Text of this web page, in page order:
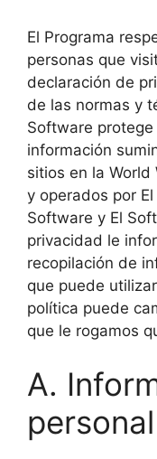
El Programa
personas que
declaración de
de las normas y
Software
información
sitios en la World
y operados por
Software y El
privacidad le
recopilación de
que puede
política puede
que le rogamos
A.